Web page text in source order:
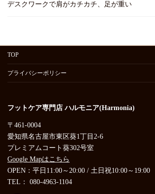
デスクワークで肩がカチカチ、足が重い
TOP
プライバシーポリシー
フットケア専門店 ハルモニア(Harmonia)
〒461-0004
愛知県名古屋市東区葵1丁目2-6
プレミアムコート葵302号室
Google Mapはこちら
OPEN：平日11:00～20:00 / 土日祝10:00～19:00
TEL： 080-4963-1104